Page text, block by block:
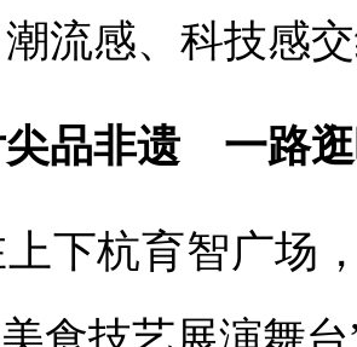
流感、科技感
非遗 一路逛
杭育智广场，